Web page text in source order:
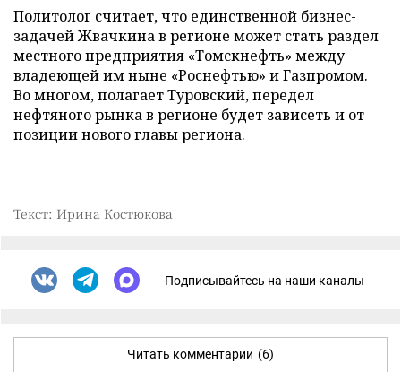
Политолог считает, что единственной бизнес-
задачей Жвачкина в регионе может стать раздел
местного предприятия «Томскнефть» между
владеющей им ныне «Роснефтью» и Газпромом.
Во многом, полагает Туровский, передел
нефтяного рынка в регионе будет зависеть и от
позиции нового главы региона.
Текст: Ирина Костюкова
Подписывайтесь на наши каналы
Читать комментарии (6)